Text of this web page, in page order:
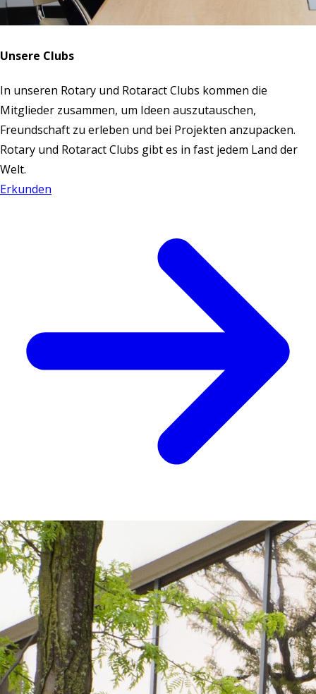
Unsere Clubs
In unseren Rotary und Rotaract Clubs kommen die
Mitglieder zusammen, um Ideen auszutauschen,
Freundschaft zu erleben und bei Projekten anzupacken.
Rotary und Rotaract Clubs gibt es in fast jedem Land der
Welt.
Erkunden